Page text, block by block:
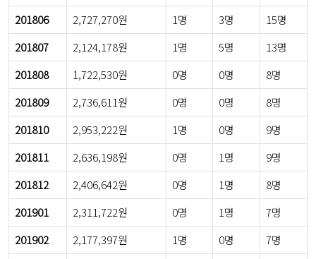
201806
2,727,270원 1명 3명
15명
201807
2,124,178원 1명 5명
13명
201808
1,722,530원 0명 0명
8명
201809
2,736,611원 0명 0명
8명
201810
2,953,222원 1명 0명
9명
201811
2,636,198원 0명 1명
9명
201812
2,406,642원 0명 1명
8명
201901
2,311,722원 0명 1명
7명
201902
2,177,397원 1명 0명
7명